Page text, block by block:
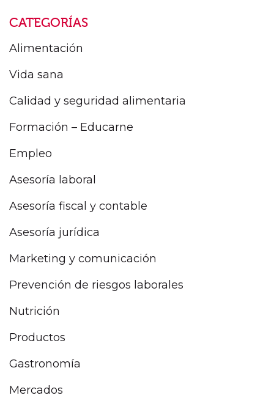
CATEGORÍAS
Alimentación
Vida sana
Calidad y seguridad alimentaria
Formación – Educarne
Empleo
Asesoría laboral
Asesoría fiscal y contable
Asesoría jurídica
Marketing y comunicación
Prevención de riesgos laborales
Nutrición
Productos
Gastronomía
Mercados